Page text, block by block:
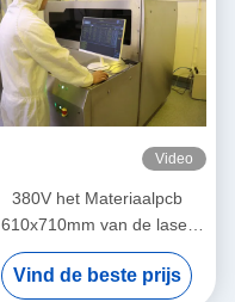
Video
380V het Materiaalpcb
610x710mm van de laser
Directe Weergave
Vind de beste prijs